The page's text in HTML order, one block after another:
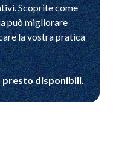
Scoprite come
può migliorare
la vostra pratica
disponibili.